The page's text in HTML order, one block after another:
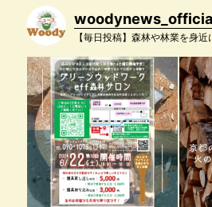
【毎日投稿】森林や林業を身